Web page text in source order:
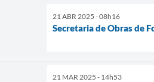
21 ABR 2025 - 08h16
Secretaria de Obras de
21 MAR 2025 - 14h53